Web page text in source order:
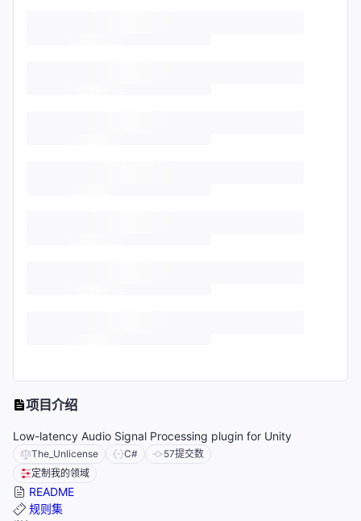
项目介绍
Low-latency Audio Signal Processing plugin for Unity
The_Unlicense C# 57提交数
定制我的领域
README
规则集